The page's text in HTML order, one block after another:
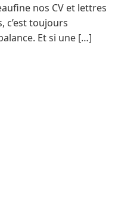
nos CV et lettres
c’est toujours
Et si une […]